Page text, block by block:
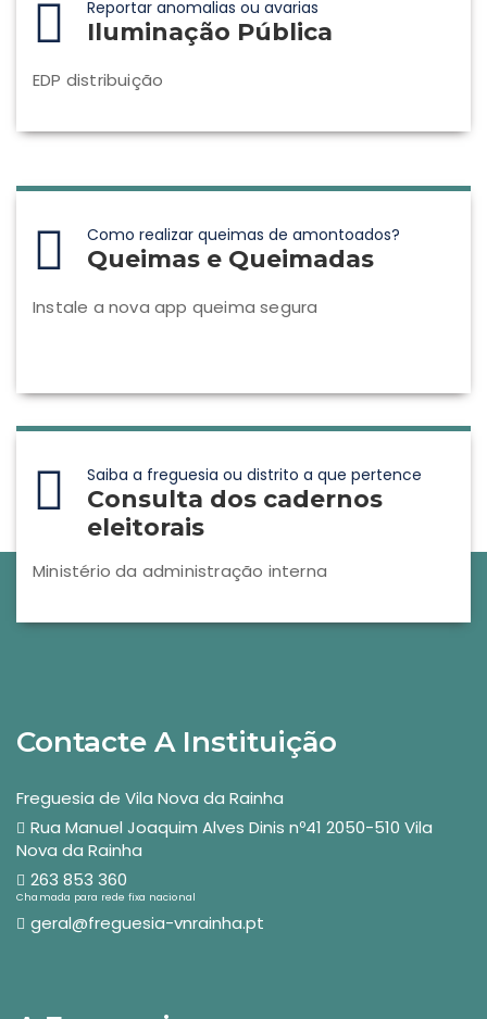
Reportar anomalias ou avarias
Iluminação Pública
EDP distribuição
Como realizar queimas de amontoados?
Queimas e Queimadas
Instale a nova app queima segura
Saiba a freguesia ou distrito a que pertence
Consulta dos cadernos
eleitorais
Ministério da administração interna
Contacte A Instituição
Freguesia de Vila Nova da Rainha
Rua Manuel Joaquim Alves Dinis nº41 2050-510 Vila
Nova da Rainha
263 853 360
Chamada para rede fixa nacional
geral@freguesia-vnrainha.pt